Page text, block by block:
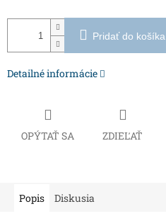
Pridať do košíka
Detailné informácie
OPÝTAŤ SA ZDIEĽAŤ
Popis Diskusia